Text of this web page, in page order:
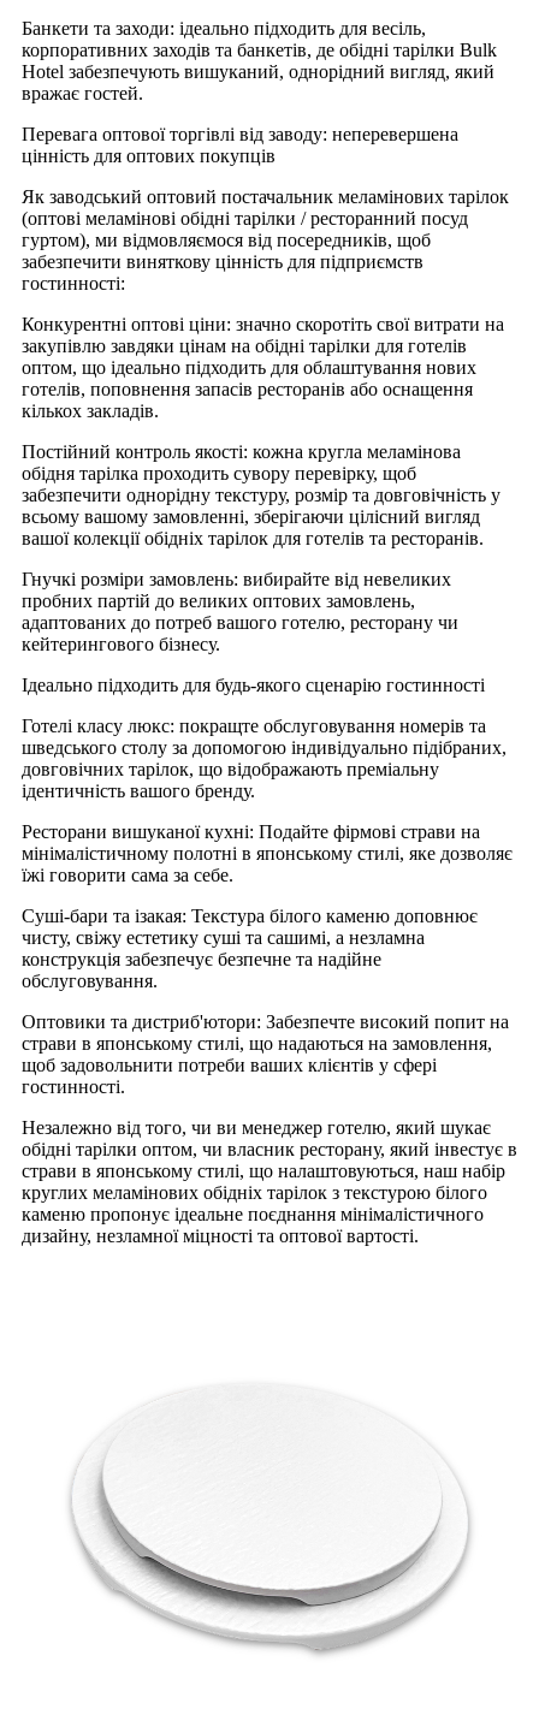
Банкети та заходи: ідеально підходить для весіль,
корпоративних заходів та банкетів, де обідні тарілки Bulk
Hotel забезпечують вишуканий, однорідний вигляд, який
вражає гостей.
Перевага оптової торгівлі від заводу: неперевершена
цінність для оптових покупців
Як заводський оптовий постачальник меламінових тарілок
(оптові меламінові обідні тарілки / ресторанний посуд
гуртом), ми відмовляємося від посередників, щоб
забезпечити виняткову цінність для підприємств
гостинності:
Конкурентні оптові ціни: значно скоротіть свої витрати на
закупівлю завдяки цінам на обідні тарілки для готелів
оптом, що ідеально підходить для облаштування нових
готелів, поповнення запасів ресторанів або оснащення
кількох закладів.
Постійний контроль якості: кожна кругла меламінова
обідня тарілка проходить сувору перевірку, щоб
забезпечити однорідну текстуру, розмір та довговічність у
всьому вашому замовленні, зберігаючи цілісний вигляд
вашої колекції обідніх тарілок для готелів та ресторанів.
Гнучкі розміри замовлень: вибирайте від невеликих
пробних партій до великих оптових замовлень,
адаптованих до потреб вашого готелю, ресторану чи
кейтерингового бізнесу.
Ідеально підходить для будь-якого сценарію гостинності
Готелі класу люкс: покращте обслуговування номерів та
шведського столу за допомогою індивідуально підібраних,
довговічних тарілок, що відображають преміальну
ідентичність вашого бренду.
Ресторани вишуканої кухні: Подайте фірмові страви на
мінімалістичному полотні в японському стилі, яке дозволяє
їжі говорити сама за себе.
Суші-бари та ізакая: Текстура білого каменю доповнює
чисту, свіжу естетику суші та сашимі, а незламна
конструкція забезпечує безпечне та надійне
обслуговування.
Оптовики та дистриб'ютори: Забезпечте високий попит на
страви в японському стилі, що надаються на замовлення,
щоб задовольнити потреби ваших клієнтів у сфері
гостинності.
Незалежно від того, чи ви менеджер готелю, який шукає
обідні тарілки оптом, чи власник ресторану, який інвестує в
страви в японському стилі, що налаштовуються, наш набір
круглих меламінових обідніх тарілок з текстурою білого
каменю пропонує ідеальне поєднання мінімалістичного
дизайну, незламної міцності та оптової вартості.